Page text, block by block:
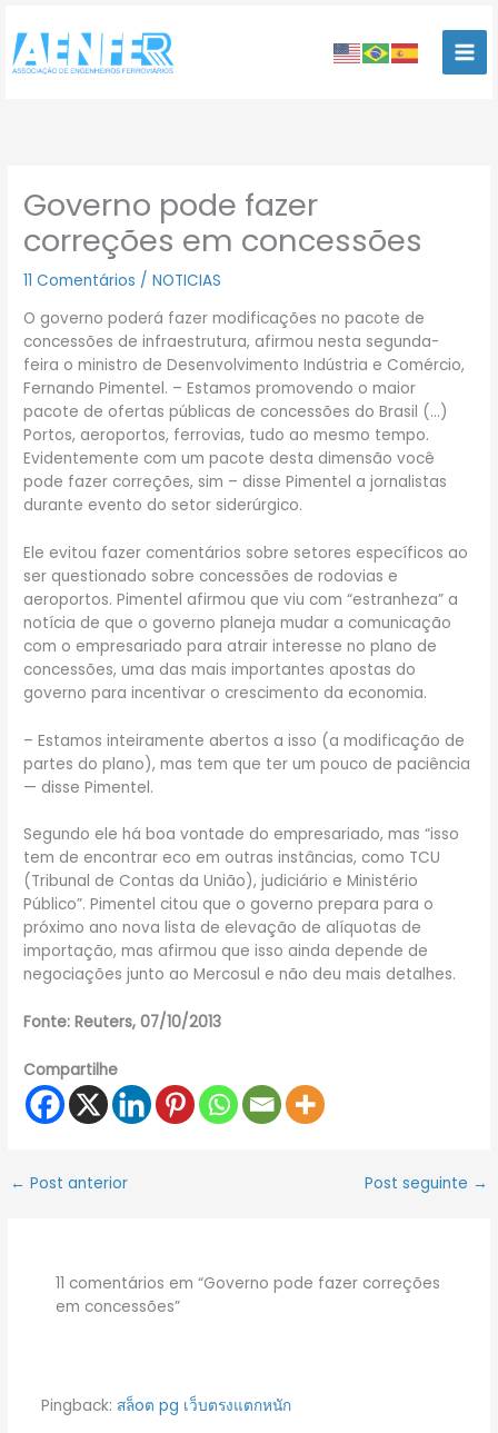
para
conteúdo
Governo pode fazer
correções em concessões
11 Comentários /NOTICIAS
O governo poderá fazer modificações no pacote de
concessões de infraestrutura, afirmou nesta segunda-
feira o ministro de Desenvolvimento Indústria e Comércio,
Fernando Pimentel. – Estamos promovendo o maior
pacote de ofertas públicas de concessões do Brasil (…)
Portos, aeroportos, ferrovias, tudo ao mesmo tempo.
Evidentemente com um pacote desta dimensão você
pode fazer correções, sim – disse Pimentel a jornalistas
durante evento do setor siderúrgico.
Ele evitou fazer comentários sobre setores específicos ao
ser questionado sobre concessões de rodovias e
aeroportos. Pimentel afirmou que viu com “estranheza” a
notícia de que o governo planeja mudar a comunicação
com o empresariado para atrair interesse no plano de
concessões, uma das mais importantes apostas do
governo para incentivar o crescimento da economia.
– Estamos inteiramente abertos a isso (a modificação de
partes do plano), mas tem que ter um pouco de paciência
— disse Pimentel.
Segundo ele há boa vontade do empresariado, mas “isso
tem de encontrar eco em outras instâncias, como TCU
(Tribunal de Contas da União), judiciário e Ministério
Público”. Pimentel citou que o governo prepara para o
próximo ano nova lista de elevação de alíquotas de
importação, mas afirmou que isso ainda depende de
negociações junto ao Mercosul e não deu mais detalhes.
Fonte: Reuters, 07/10/2013
Compartilhe
← Post anterior Post seguinte →
11 comentários em “Governo pode fazer correções
em concessões”
Pingback: สล็oต pg เว็บตรงแตกหนัก